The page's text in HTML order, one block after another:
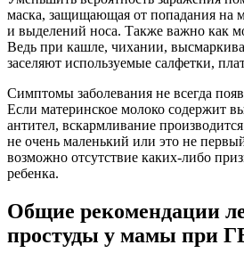
маска, защищающая от попадания на
и выделений носа. Также важно как
Ведь при кашле, чихании,
заселяют используемые салфетки,
Симптомы заболевания не всегда
Если материнское молоко содержит
антител, вскармливание
не очень маленький или это не
возможно отсутствие каких-либо
ребенка.
Общие рекомендации
простуды у мамы при